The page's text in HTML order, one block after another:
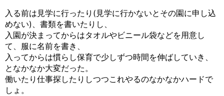
入る前は見学に行ったり(見学に行かないとその園に申し込
めない)、書類を書いたりし、
入園が決まってからはタオルやビニール袋などを用意し
て、服に名前を書き、
入ってからは慣らし保育で少しずつ時間を伸ばしていき、
となかなか大変だった。
働いたり仕事探したりしつつこれやるのなかなかハードで
しょ。